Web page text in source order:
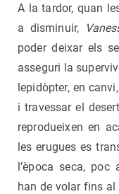
A la tardor, quan
a disminuir,
poder deixar els
asseguri la
lepidòpter, en
i travessar el
reprodueixen en
les erugues es
l’època seca, poc
han de volar fins al